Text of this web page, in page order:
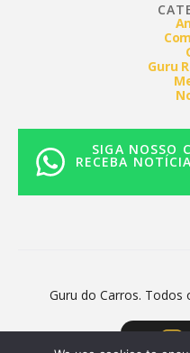
Guru
SIGA NOSSO
RECEBA
Guru do Carros. Todos